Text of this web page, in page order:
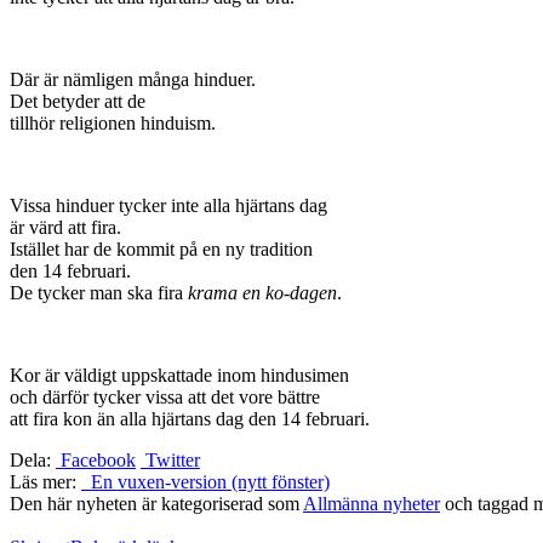
Där är nämligen många hinduer.
Det betyder att de
tillhör religionen hinduism.
Vissa hinduer tycker inte alla hjärtans dag
är värd att fira.
Istället har de kommit på en ny tradition
den 14 februari.
De tycker man ska fira krama en ko-dagen.
Kor är väldigt uppskattade inom hindusimen
och därför tycker vissa att det vore bättre
att fira kon än alla hjärtans dag den 14 februari.
Dela: Facebook Twitter
Läs mer:
En vuxen-version (nytt fönster)
Den här nyheten är kategoriserad som Allmänna nyheteroch taggad